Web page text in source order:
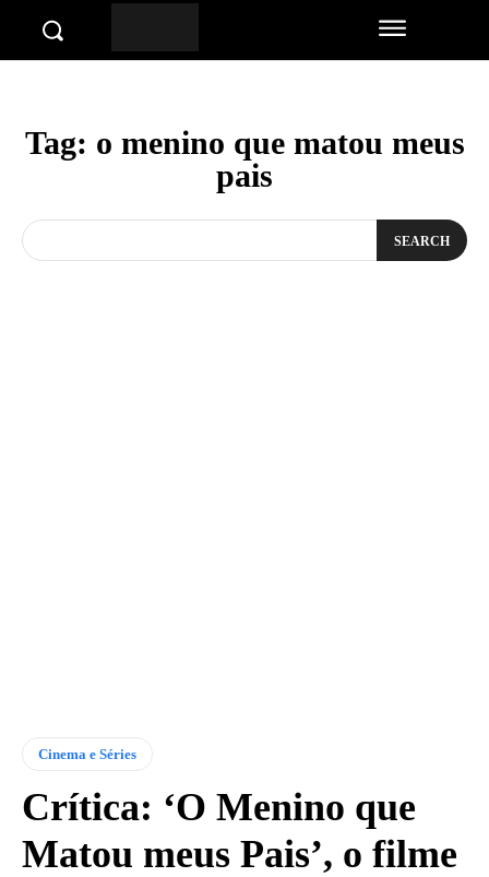
Tag: o menino que matou meus
pais
SEARCH
Cinema e Séries
Crítica: ‘O Menino que
Matou meus Pais’, o filme